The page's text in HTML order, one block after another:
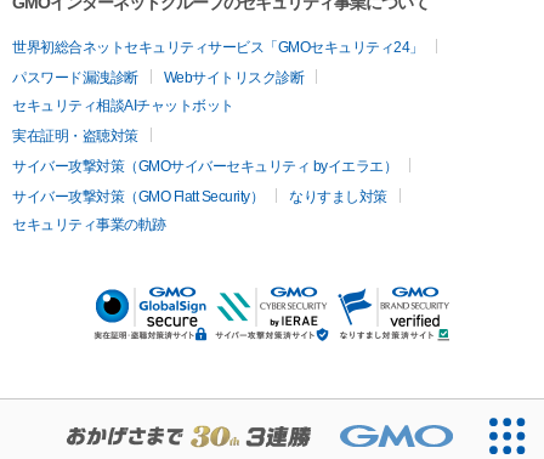
世界初総合ネットセキュリティサービス「GMOセキュリティ24」
パスワード漏洩診断
Webサイトリスク診断
セキュリティ相談AIチャットボット
実在証明・盗聴対策
サイバー攻撃対策（GMOサイバーセキュリティ byイエラエ）
サイバー攻撃対策（GMO Flatt Security）
なりすまし対策
セキュリティ事業の軌跡